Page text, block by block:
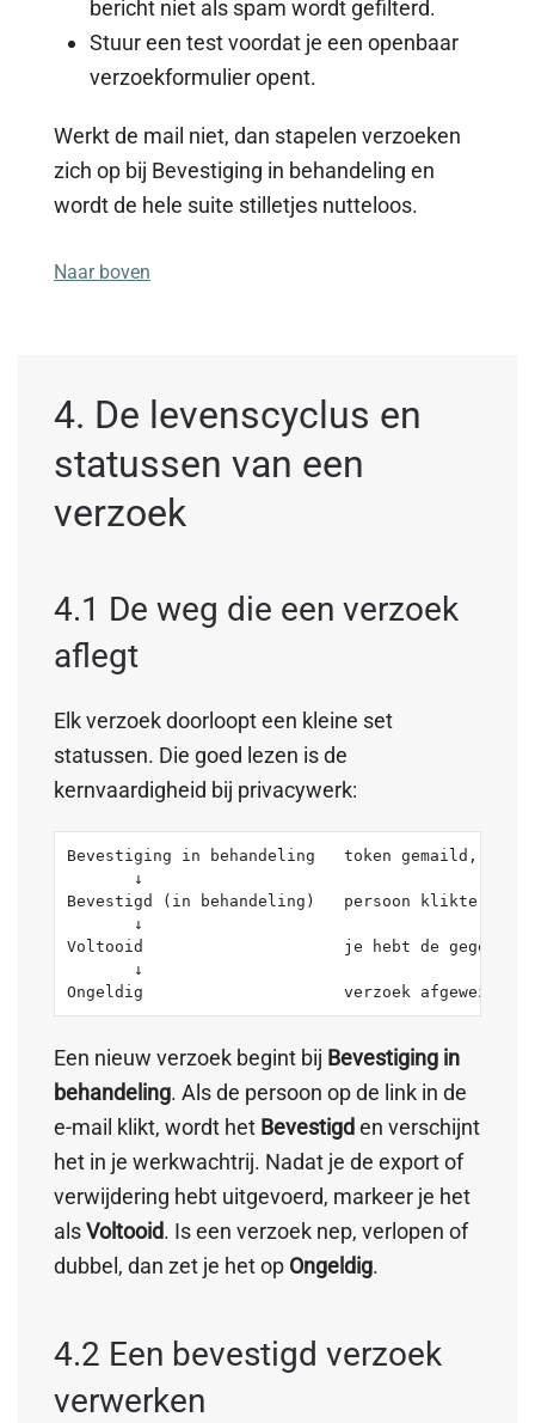
bericht niet als spam wordt gefilterd.
Stuur een test voordat je een openbaar
verzoekformulier opent.
Werkt de mail niet, dan stapelen verzoeken
zich op bij Bevestiging in behandeling en
wordt de hele suite stilletjes nutteloos.
Naar boven
4. De levenscyclus en
statussen van een
verzoek
4.1 De weg die een verzoek
aflegt
Elk verzoek doorloopt een kleine set
statussen. Die goed lezen is de
kernvaardigheid bij privacywerk:
Bevestiging in behandeling   token gemaild,
       ↓
Bevestigd (in behandeling)   persoon klikte op
       ↓
Voltooid                     je hebt de gegevens
       ↓
Ongeldig                     verzoek afgewezen of
Een nieuw verzoek begint bij Bevestiging in
behandeling. Als de persoon op de link in de
e-mail klikt, wordt het Bevestigden verschijnt
het in je werkwachtrij. Nadat je de export of
verwijdering hebt uitgevoerd, markeer je het
alsVoltooid. Is een verzoek nep, verlopen of
dubbel, dan zet je het op Ongeldig.
4.2 Een bevestigd verzoek
verwerken